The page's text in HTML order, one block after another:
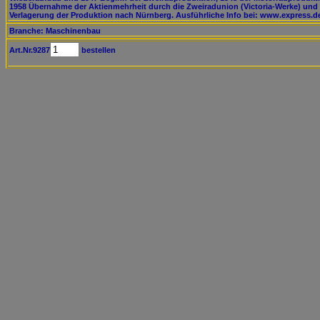
1958 Übernahme der Aktienmehrheit durch die Zweiradunion (Victoria-Werke) und
Verlagerung der Produktion nach Nürnberg. Ausführliche Info bei:
Branche: Maschinenbau
Art.Nr.9287 bestellen